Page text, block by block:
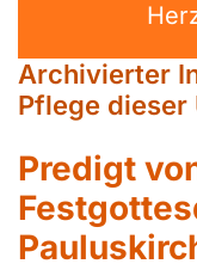
Archivierter
Pflege dieser
Predigt